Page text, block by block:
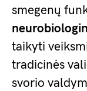
smegenų
taikyti
tradicinės
svorio